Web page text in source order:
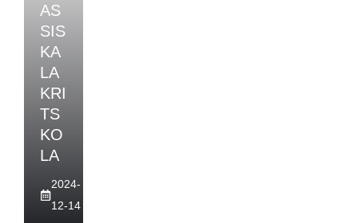
AS
SIS
KA
LA
KRI
TS
KO
LA
2024-
12-14